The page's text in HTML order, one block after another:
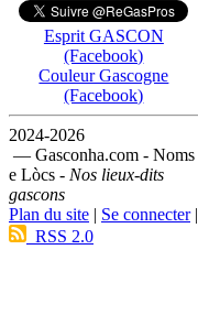
Esprit GASCON
(Facebook)
Couleur Gascogne
(Facebook)
2024-2026
— Gasconha.com - Noms
e Lòcs - Nos lieux-dits
gascons
Plan du site | Se connecter|
RSS 2.0